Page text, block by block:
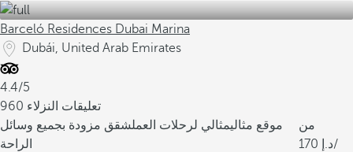
Barceló Residences Dubai Marina
Dubái, United Arab Emirates
4.4/5
960 تعليقات النزلاء
موقع مثاليمثالي لرحلات العملشقق مزودة بجميع وسائل
الراحة
من
170
/